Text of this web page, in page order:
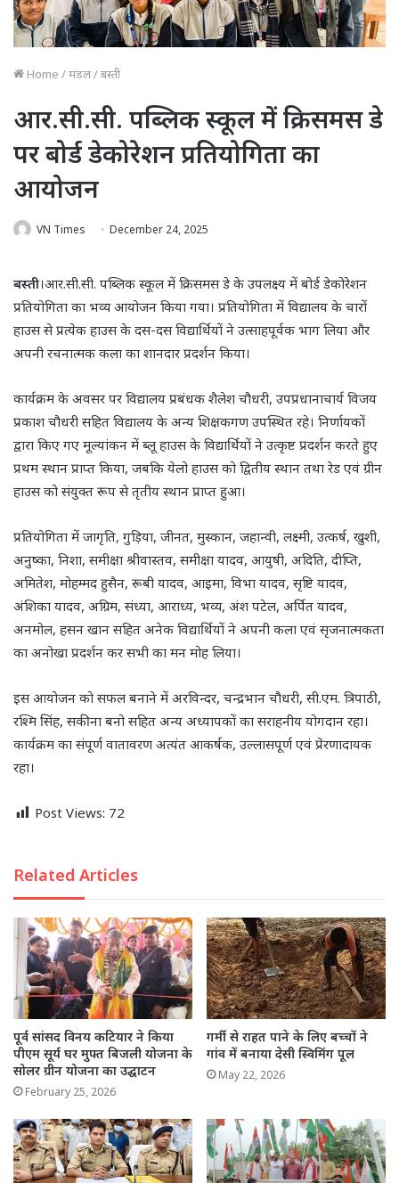
Home /मंडल/बस्ती
आर.सी.सी. पब्लिक स्कूल में क्रिसमस डे
पर बोर्ड डेकोरेशन प्रतियोगिता का
आयोजन
VN Times December 24, 2025
बस्ती।आर.सी.सी. पब्लिक स्कूल में क्रिसमस डे के उपलक्ष्य में बोर्ड डेकोरेशन
प्रतियोगिता का भव्य आयोजन किया गया। प्रतियोगिता में विद्यालय के चारों
हाउस से प्रत्येक हाउस के दस-दस विद्यार्थियों ने उत्साहपूर्वक भाग लिया और
अपनी रचनात्मक कला का शानदार प्रदर्शन किया।
कार्यक्रम के अवसर पर विद्यालय प्रबंधक शैलेश चौधरी, उपप्रधानाचार्य विजय
प्रकाश चौधरी सहित विद्यालय के अन्य शिक्षकगण उपस्थित रहे। निर्णायकों
द्वारा किए गए मूल्यांकन में ब्लू हाउस के विद्यार्थियों ने उत्कृष्ट प्रदर्शन करते हुए
प्रथम स्थान प्राप्त किया, जबकि येलो हाउस को द्वितीय स्थान तथा रेड एवं ग्रीन
हाउस को संयुक्त रूप से तृतीय स्थान प्राप्त हुआ।
प्रतियोगिता में जागृति, गुड़िया, जीनत, मुस्कान, जहान्वी, लक्ष्मी, उत्कर्ष, खुशी,
अनुष्का, निशा, समीक्षा श्रीवास्तव, समीक्षा यादव, आयुषी, अदिति, दीप्ति,
अमितेश, मोहम्मद हुसैन, रूबी यादव, आइमा, विभा यादव, सृष्टि यादव,
अंशिका यादव, अग्रिम, संध्या, आराध्य, भव्य, अंश पटेल, अर्पित यादव,
अनमोल, हसन खान सहित अनेक विद्यार्थियों ने अपनी कला एवं सृजनात्मकता
का अनोखा प्रदर्शन कर सभी का मन मोह लिया।
इस आयोजन को सफल बनाने में अरविन्दर, चन्द्रभान चौधरी, सी.एम. त्रिपाठी,
रश्मि सिंह, सकीना बनो सहित अन्य अध्यापकों का सराहनीय योगदान रहा।
कार्यक्रम का संपूर्ण वातावरण अत्यंत आकर्षक, उल्लासपूर्ण एवं प्रेरणादायक
रहा।
Post Views: 72
Related Articles
पूर्व सांसद विनय कटियार ने किया
पीएम सूर्य घर मुफ्त बिजली योजना के
सोलर ग्रीन योजना का उद्घाटन
February 25, 2026
गर्मी से राहत पाने के लिए बच्चों ने
गांव में बनाया देसी स्विमिंग पूल
May 22, 2026